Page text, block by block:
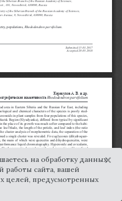
на обработку данных
работы сайта, вашей
целей, предусмотренных
×